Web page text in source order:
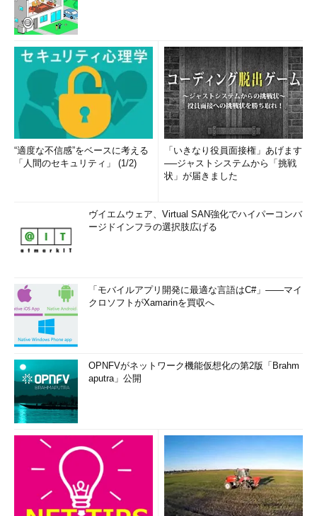
“適度な不信感”をベースに考える
「人間のセキュリティ」 (1/2)
「いきなり役員面接権」あげます
──ジャストシステムから「挑戦
状」が届きました
ヴイエムウェア、Virtual SAN強化でハイパーコンバ
ージドインフラの選択肢広げる
「モバイルアプリ開発に最適な言語はC#」――マイ
クロソフトがXamarinを買収へ
OPNFVがネットワーク機能仮想化の第2版「Brahm
aputra」公開